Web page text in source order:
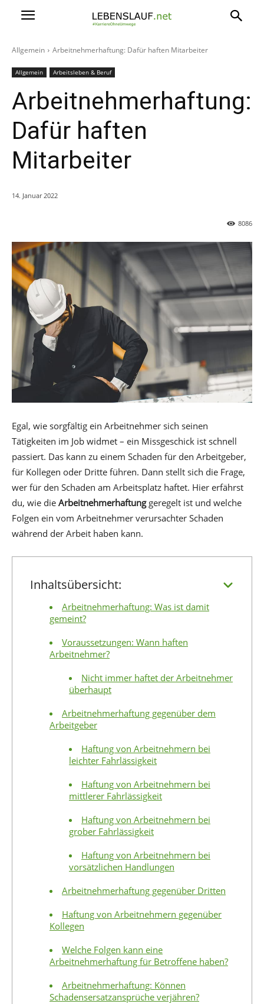
Allgemein Arbeitnehmerhaftung: Dafür haften Mitarbeiter
Allgemein Arbeitsleben & Beruf
Arbeitnehmerhaftung:
Dafür haften
Mitarbeiter
14. Januar 2022
8086
Egal, wie sorgfältig ein Arbeitnehmer sich seinen
Tätigkeiten im Job widmet – ein Missgeschick ist schnell
passiert. Das kann zu einem Schaden für den Arbeitgeber,
für Kollegen oder Dritte führen. Dann stellt sich die Frage,
wer für den Schaden am Arbeitsplatz haftet. Hier erfährst
du, wie die Arbeitnehmerhaftunggeregelt ist und welche
Folgen ein vom Arbeitnehmer verursachter Schaden
während der Arbeit haben kann.
Inhaltsübersicht:
Arbeitnehmerhaftung: Was ist damit
gemeint?
Voraussetzungen: Wann haften
Arbeitnehmer?
Nicht immer haftet der Arbeitnehmer
überhaupt
Arbeitnehmerhaftung gegenüber dem
Arbeitgeber
Haftung von Arbeitnehmern bei
leichter Fahrlässigkeit
Haftung von Arbeitnehmern bei
mittlerer Fahrlässigkeit
Haftung von Arbeitnehmern bei
grober Fahrlässigkeit
Haftung von Arbeitnehmern bei
vorsätzlichen Handlungen
Arbeitnehmerhaftung gegenüber Dritten
Haftung von Arbeitnehmern gegenüber
Kollegen
Welche Folgen kann eine
Arbeitnehmerhaftung für Betroffene haben?
Arbeitnehmerhaftung: Können
Schadensersatzansprüche verjähren?